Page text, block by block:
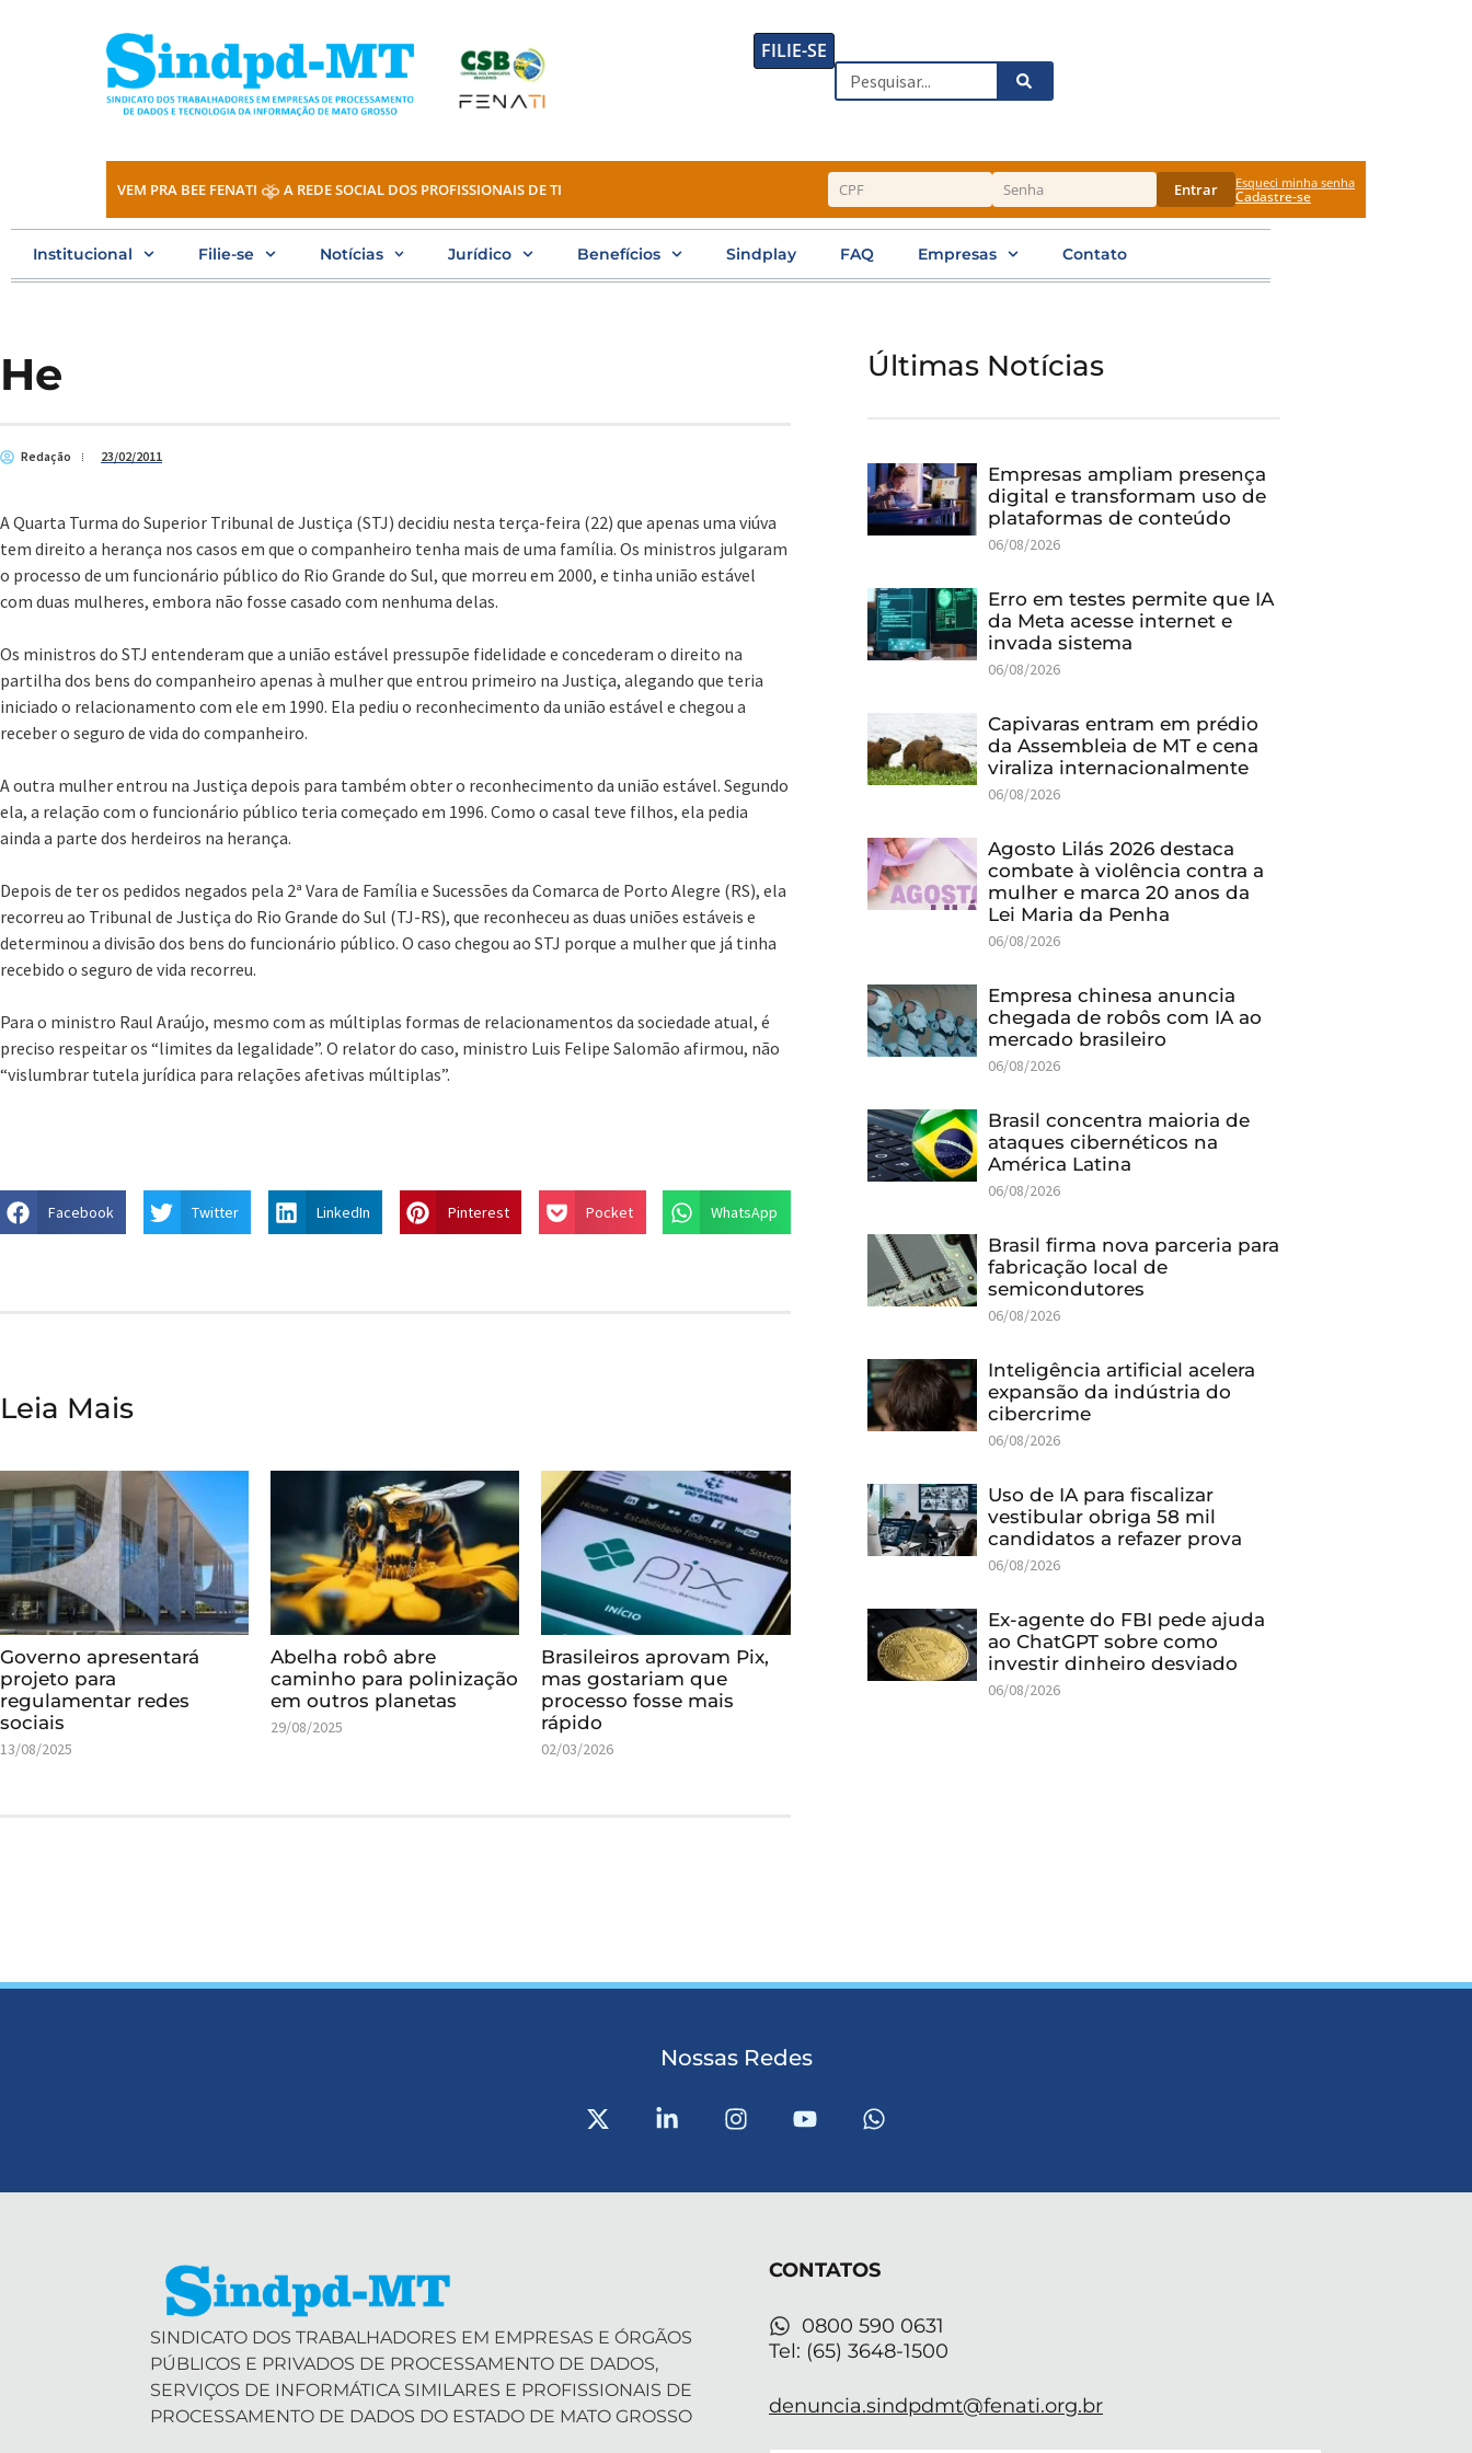
FILIE-SE
Search
VEM PRA BEE FENATI A REDE SOCIAL DOS PROFISSIONAIS DE TI Entrar Esqueci minha senha
Cadastre-se
Institucional Filie-se Notícias Jurídico Benefícios Sindplay FAQ Empresas Contato
He
Redação 23/02/2011
A Quarta Turma do Superior Tribunal de Justiça (STJ) decidiu nesta terça-feira (22) que apenas uma viúva
tem direito a herança nos casos em que o companheiro tenha mais de uma família. Os ministros julgaram
o processo de um funcionário público do Rio Grande do Sul, que morreu em 2000, e tinha união estável
com duas mulheres, embora não fosse casado com nenhuma delas.
Os ministros do STJ entenderam que a união estável pressupõe fidelidade e concederam o direito na
partilha dos bens do companheiro apenas à mulher que entrou primeiro na Justiça, alegando que teria
iniciado o relacionamento com ele em 1990. Ela pediu o reconhecimento da união estável e chegou a
receber o seguro de vida do companheiro.
A outra mulher entrou na Justiça depois para também obter o reconhecimento da união estável. Segundo
ela, a relação com o funcionário público teria começado em 1996. Como o casal teve filhos, ela pedia
ainda a parte dos herdeiros na herança.
Depois de ter os pedidos negados pela 2ª Vara de Família e Sucessões da Comarca de Porto Alegre (RS), ela
recorreu ao Tribunal de Justiça do Rio Grande do Sul (TJ-RS), que reconheceu as duas uniões estáveis e
determinou a divisão dos bens do funcionário público. O caso chegou ao STJ porque a mulher que já tinha
recebido o seguro de vida recorreu.
Para o ministro Raul Araújo, mesmo com as múltiplas formas de relacionamentos da sociedade atual, é
preciso respeitar os “limites da legalidade”. O relator do caso, ministro Luis Felipe Salomão afirmou, não
“vislumbrar tutela jurídica para relações afetivas múltiplas”.
Facebook Twitter LinkedIn Pinterest Pocket WhatsApp
Leia Mais
Governo apresentará
projeto para
regulamentar redes
sociais
13/08/2025
Abelha robô abre
caminho para polinização
em outros planetas
29/08/2025
Brasileiros aprovam Pix,
mas gostariam que
processo fosse mais
rápido
02/03/2026
Últimas Notícias
Empresas ampliam presença
digital e transformam uso de
plataformas de conteúdo
06/08/2026
Erro em testes permite que IA
da Meta acesse internet e
invada sistema
06/08/2026
Capivaras entram em prédio
da Assembleia de MT e cena
viraliza internacionalmente
06/08/2026
Agosto Lilás 2026 destaca
combate à violência contra a
mulher e marca 20 anos da
Lei Maria da Penha
06/08/2026
Empresa chinesa anuncia
chegada de robôs com IA ao
mercado brasileiro
06/08/2026
Brasil concentra maioria de
ataques cibernéticos na
América Latina
06/08/2026
Brasil firma nova parceria para
fabricação local de
semicondutores
06/08/2026
Inteligência artificial acelera
expansão da indústria do
cibercrime
06/08/2026
Uso de IA para fiscalizar
vestibular obriga 58 mil
candidatos a refazer prova
06/08/2026
Ex-agente do FBI pede ajuda
ao ChatGPT sobre como
investir dinheiro desviado
06/08/2026
Nossas Redes
X
-
L
i
i
n
I
n
Y
o
e
W
h
p
p
SINDICATO DOS TRABALHADORES EM EMPRESAS E ÓRGÃOS
PÚBLICOS E PRIVADOS DE PROCESSAMENTO DE DADOS,
SERVIÇOS DE INFORMÁTICA SIMILARES E PROFISSIONAIS DE
PROCESSAMENTO DE DADOS DO ESTADO DE MATO GROSSO
CONTATOS
0800 590 0631
Tel: (65) 3648-1500
denuncia.sindpdmt@fenati.org.br